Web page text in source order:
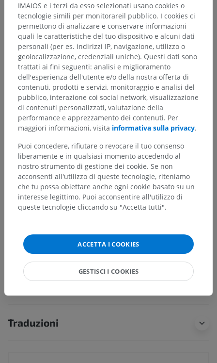
Gerarchia anatomica
Anatomia umana 1
Tronchi e dotti linfatici> Tronc bronco-mediastinale
Strutture sottostanti:Non sono presenti strutture
soggiacenti per questa parte anatomica
Traduzioni
IMAIOS e i terzi da esso selezionati usano cookies o
tecnologie simili per monitorareil pubblico. I cookies ci
permettono di analizzare e conservare informazioni
quali le caratteristiche del tuo dispositivo e alcuni dati
personali (per es. indirizzi IP, navigazione, utilizzo o
geolocalizzazione, credenziali uniche). Questi dati sono
trattati ai fini seguenti: analisi e miglioramento
dell'esperienza dell'utente e/o della nostra offerta di
contenuti, prodotti e servizi, monitoraggio e analisi del
pubblico, interazione coi social network, visualizzazione
di contenuti personalizzati, valutazione della
performance e apprezzamento dei contenuti. Per
maggiori informazioni, visita informativa sulla privacy.
Puoi concedere, rifiutare o revocare il tuo consenso
liberamente e in qualsiasi momento accedendo al
nostro strumento di gestione dei cookie. Se non
acconsenti all'utilizzo di queste tecnologie, riteniamo
che tu possa obiettare anche ogni cookie basato su un
interesse legittimo. Puoi acconsentire all'utilizzo di
queste tecnologie cliccando su "Accetta tutti".
ACCETTA I COOKIES
GESTISCI I COOKIES